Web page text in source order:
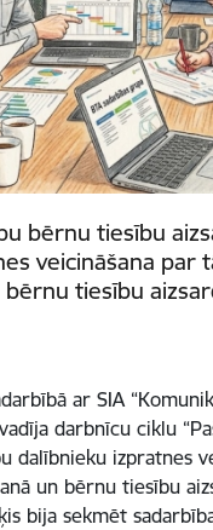
bērnu tiesību
veicināšana par
tiesību
ar SIA
darbnīcu ciklu
dalībnieku izpratnes
un bērnu tiesību
bija sekmēt